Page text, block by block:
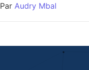
Par Audry Mbal